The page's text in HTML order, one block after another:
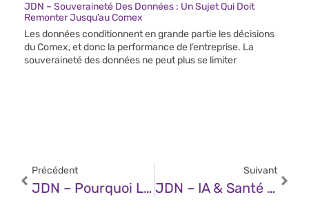
JDN – Souveraineté Des Données : Un Sujet Qui Doit
Remonter Jusqu’au Comex
Les données conditionnent en grande partie les décisions
du Comex, et donc la performance de l’entreprise. La
souveraineté des données ne peut plus se limiter
Précédent
JDN – Pourquoi Les Directeurs Financiers Préfèrent Une IA « Ennuyeuse » Mais Fiable
Suivant
JDN – IA & Santé : Lignes De Faille